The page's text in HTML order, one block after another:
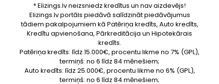
* Elizings.lv neizsniedz kredītus un nav aizdevējs!
Elizings.lv portāls piedāvā salīdzināt piedāvājumus
tādiem pakalpojumiem kā Patēriņa kredīts, Auto kredīts,
Kredītu apvienošana, Pārkreditācija un Hipotekārais
kredīts.
Patēriņa kredīts: līdz 15.000€, procentu likme no 7% (GPL),
termiņš: no 6 līdz 84 mēnešiem;
Auto kredīts: līdz 25.000€, procentu likme no 6% (GPL),
termiņš: no 6 līdz 84 mēnešiem;